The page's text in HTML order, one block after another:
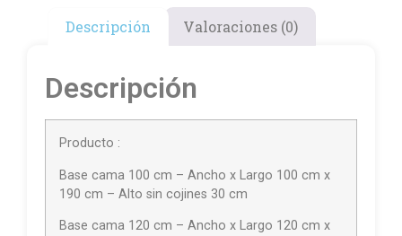
Descripción Valoraciones (0)
Descripción
Producto :
Base cama 100 cm – Ancho x Largo 100 cm x
190 cm – Alto sin cojines 30 cm
Base cama 120 cm – Ancho x Largo 120 cm x